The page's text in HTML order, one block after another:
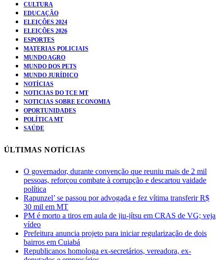
CULTURA
EDUCAÇÃO
ELEIÇÕES 2024
ELEIÇÕES 2026
ESPORTES
MATERIAS POLICIAIS
MUNDO AGRO
MUNDO DOS PETS
MUNDO JURÍDICO
NOTÍCIAS
NOTICIAS DO TCE MT
NOTICIAS SOBRE ECONOMIA
OPORTUNIDADES
POLÍTICA MT
SAÚDE
ÚLTIMAS NOTÍCIAS
O governador, durante convenção que reuniu mais de 2 mil
pessoas, reforçou combate à corrupção e descartou vaidade
política
Rapunzel’ se passou por advogada e fez vítima transferir R$
30 mil em MT
PM é morto a tiros em aula de jiu-jítsu em CRAS de VG; veja
vídeo
Prefeitura anuncia projeto para iniciar regularização de dois
bairros em Cuiabá
Republicanos homologa ex-secretários, vereadora, ex-